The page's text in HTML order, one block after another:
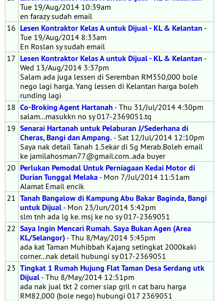
Tue 19/Aug/2014 10:39am
en farazy sudah email
16 Lesen Kontraktor Kelas A untuk Dijual - KL & Kelantan -
Tue 19/Aug/2014 8:33am
En Roslan sy sudah email
17 Lesen Kontraktor Kelas A untuk Dijual - KL & Kelantan -
Wed 13/Aug/2014 3:37pm
Salam ada juga lessen di Seremban RM350,000 bole
nego lagi harga. Yang lessen di Kelantan harga boleh
runding lagi
18 Co-Broking Agent Hartanah - Thu 31/Jul/2014 4:30pm
salam...masukkn no sy 017-2369051.tq
19 Senarai Hartanah untuk Pelaburan J/Sederhana di
Cheras, Bangi dan Ampang. - Sat 12/Jul/2014 12:10pm
Saya nak detail Tanah 1.5ekar di Sg Merab.Boleh email
ke jamilahosman77@gmail.com..ada buyer
20 Perlukan Pemodal Untuk Perniagaan Kedai Motor di
Durian Tunggal Melaka - Mon 7/Jul/2014 11:51am
Alamat Email encik
21 Tanah Bangalow di Kampung Abu Bakar Baginda, Bangi
untuk Dijual - Mon 23/Jun/2014 5:42pm
slm tnh ada lg ke. msj ke no sy 017-2369051
22 Saya Ingin Mencari Rumah. Saya Bukan Agen (Area
KL/Selangor) - Thu 8/May/2014 5:45pm
ada kat Taman Muhibbah Kajang setingkat 2000kaki
corner...nak detail hubungi sy 017-2369051
23 Tingkat 1 Rumah Hujung Flat Taman Desa Serdang utk
Dijual - Thu 8/May/2014 12:51pm
ada nak jual tkt 2 corner siap gril n cat baru harga
RM82,000 (bole nego) hubungi 017 2369051